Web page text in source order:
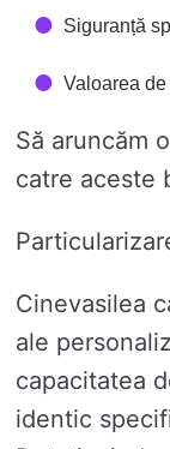
Siguranță
Valoarea
Să aruncăm
catre aceste
Cinevasilea
ale
capacitatea
identic